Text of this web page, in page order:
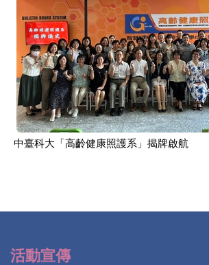
中臺科大「高齡健康照護系」揭牌啟航
活動宣傳